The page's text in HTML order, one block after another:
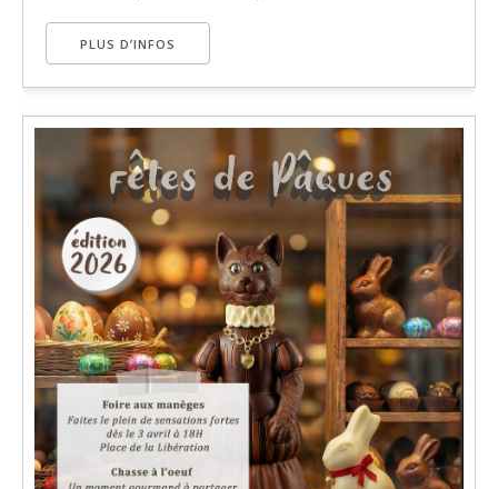
PLUS D’INFOS